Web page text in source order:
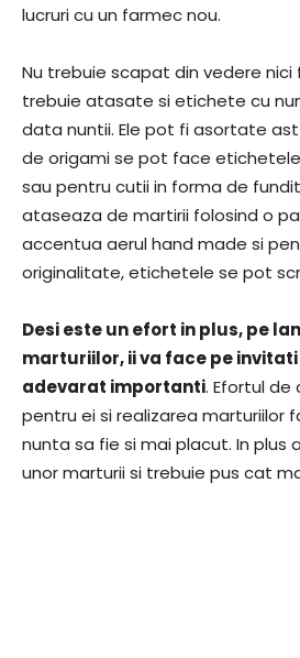
lucruri cu un farmec nou.
Nu trebuie scapat din vedere
trebuie atasate si etichete cu
data nuntii. Ele pot fi asortate
de origami se pot face
sau pentru cutii in forma de
ataseaza de martirii folosind o
accentua aerul hand made si
originalitate, etichetele se pot
Desi este un efort in plus, pe
marturiilor, ii va face pe
adevarat importanti. Efortul de
pentru ei si realizarea marturiilor
nunta sa fie si mai placut. In plus
unor marturii si trebuie pus cat